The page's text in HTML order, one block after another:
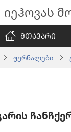
იეჰოვას
ᲛᲗᲐᲕᲐᲠᲘ
ჟურნალები